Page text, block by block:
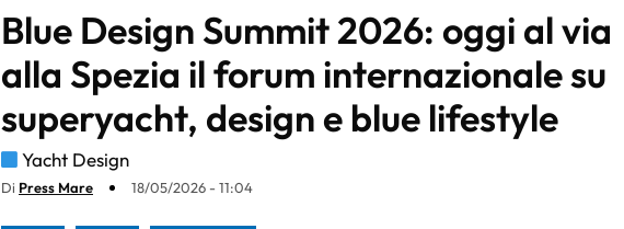
Blue Design Summit 2026: oggi al via
alla Spezia il forum internazionale su
superyacht, design e blue lifestyle
Yacht Design
Di Press Mare 18/05/2026 - 11:04